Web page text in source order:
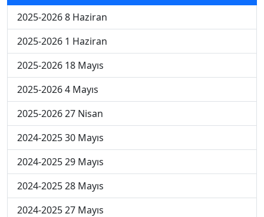
2025-2026 8 Haziran
2025-2026 1 Haziran
2025-2026 18 Mayıs
2025-2026 4 Mayıs
2025-2026 27 Nisan
2024-2025 30 Mayıs
2024-2025 29 Mayıs
2024-2025 28 Mayıs
2024-2025 27 Mayıs